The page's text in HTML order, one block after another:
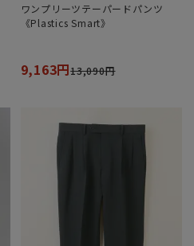
ワンプリーツテーパードパンツ
《Plastics Smart》
9,163円13,090円